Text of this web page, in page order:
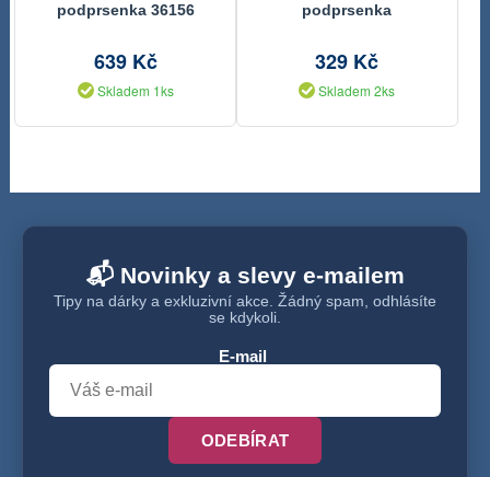
podprsenka 36156
639 Kč
Skladem 1ks
podprsenka
329 Kč
Skladem 2ks
📬 Novinky a slevy e-mailem
Tipy na dárky a exkluzivní akce. Žádný spam, odhlásíte
se kdykoli.
E-mail
ODEBÍRAT